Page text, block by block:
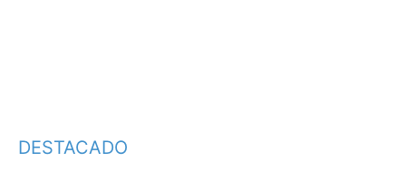
DESTACADO